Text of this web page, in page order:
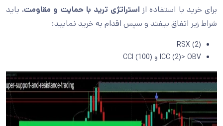
برای خرید با استفاده از استراتژی ترید با حمایت و مقاومت، باید
شراط زیر اتفاق بیفتد و سپس اقدام به خرید نمایید:
RSX (2)
ICC (2)> OBV و CCI (100)